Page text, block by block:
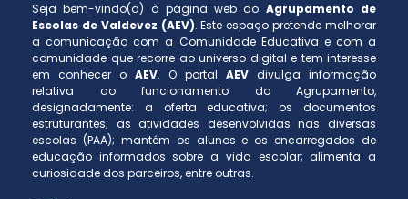
Seja bem-vindo(a) à página web do Agrupamento de
Escolas de Valdevez (AEV). Este espaço pretende melhorar
a comunicação com a Comunidade Educativa e com a
comunidade que recorre ao universo digital e tem interesse
em conhecer o AEV. O portal AEV divulga informação
relativa ao funcionamento do Agrupamento,
designadamente: a oferta educativa; os documentos
estruturantes; as atividades desenvolvidas nas diversas
escolas (PAA); mantém os alunos e os encarregados de
educação informados sobre a vida escolar; alimenta a
curiosidade dos parceiros, entre outras.